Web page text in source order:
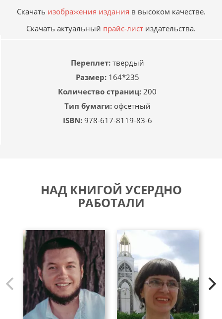
Скачать изображения издания в высоком качестве.
Скачать актуальный прайс-лист издательства.
Переплет:твердый
Размер:164*235
Количество страниц: 200
Тип бумаги:офсетный
ISBN:978-617-8119-83-6
НАД КНИГОЙ УСЕРДНО
РАБОТАЛИ